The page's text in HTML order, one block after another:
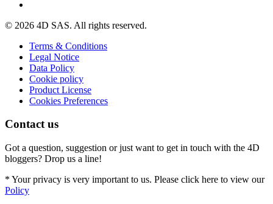
© 2026 4D SAS. All rights reserved.
Terms & Conditions
Legal Notice
Data Policy
Cookie policy
Product License
Cookies Preferences
Contact us
Got a question, suggestion or just want to get in touch with the 4D
bloggers? Drop us a line!
* Your privacy is very important to us. Please click here to view our
Policy